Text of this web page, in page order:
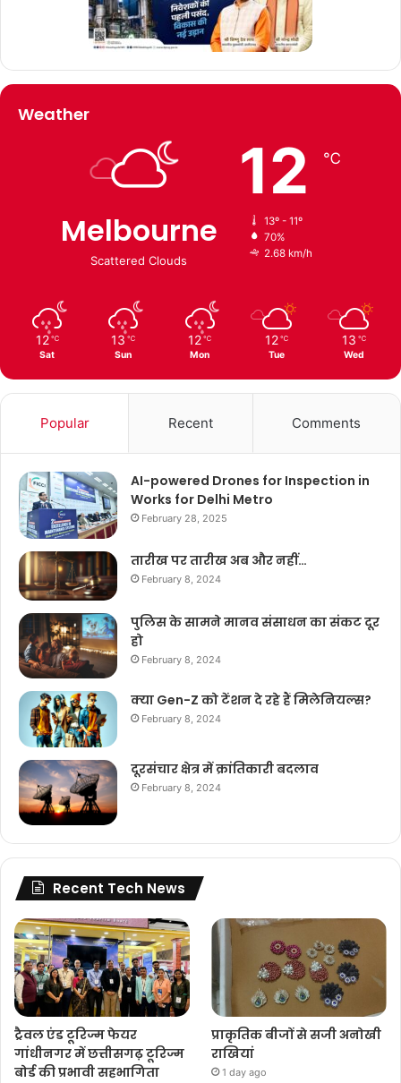
Weather
Melbourne
Scattered Clouds
12 ℃
13º - 11º
70%
2.68 km/h
12 ℃
Sat
13 ℃
Sun
12 ℃
Mon
12 ℃
Tue
13 ℃
Wed
Popular Recent Comments
AI-powered Drones for Inspection in
Works for Delhi Metro
February 28, 2025
तारीख पर तारीख अब और नहीं…
February 8, 2024
पुलिस के सामने मानव संसाधन का संकट दूर
हो
February 8, 2024
क्या Gen-Z को टेंशन दे रहे हैं मिलेनियल्स?
February 8, 2024
दूरसंचार क्षेत्र में क्रांतिकारी बदलाव
February 8, 2024
Recent Tech News
ट्रैवल एंड टूरिज्म फेयर
गांधीनगर में छत्तीसगढ़ टूरिज्म
बोर्ड की प्रभावी सहभागिता
प्राकृतिक बीजों से सजी अनोखी
राखियां
1 day ago